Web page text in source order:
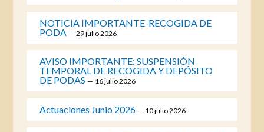
NOTICIA IMPORTANTE-RECOGIDA DE
PODA
29 julio 2026
AVISO IMPORTANTE: SUSPENSIÓN
TEMPORAL DE RECOGIDA Y DEPÓSITO
DE PODAS
16 julio 2026
Actuaciones Junio 2026 10 julio 2026